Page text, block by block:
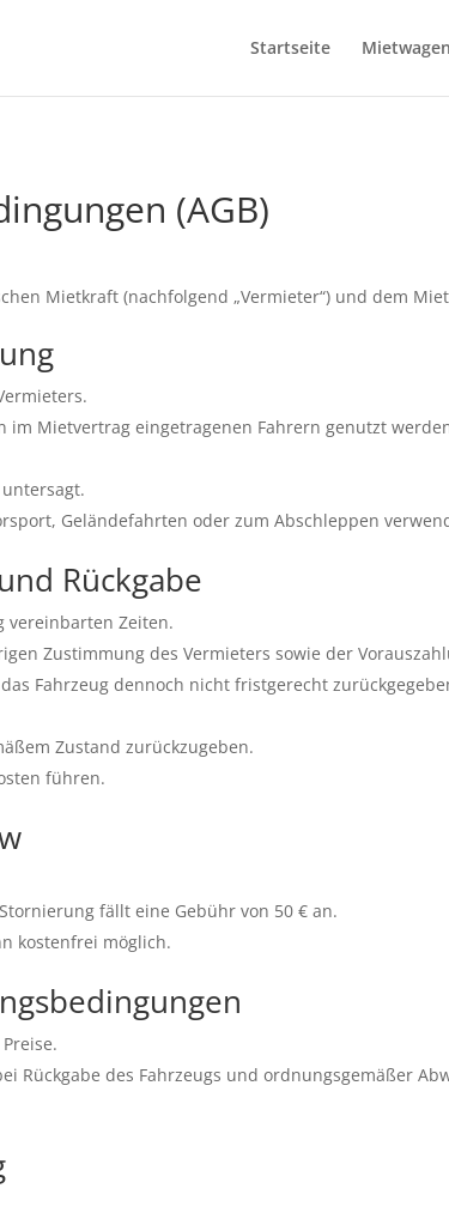
Startseite Mietwagen
(AGB)
Mietkraft (nachfolgend „Vermieter“) und dem
im Mietvertrag eingetragenen Fahrern genutzt
Geländefahrten oder zum Abschleppen
Rückgabe
vereinbarten Zeiten.
Zustimmung des Vermieters sowie der
Fahrzeug dennoch nicht fristgerecht
Zustand zurückzugeben.
führen.
fällt eine Gebühr von 50 € an.
kostenfrei möglich.
Rückgabe des Fahrzeugs und ordnungsgemäßer